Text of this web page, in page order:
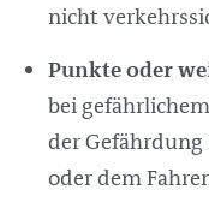
nicht
Punkte oder
bei
der
oder dem